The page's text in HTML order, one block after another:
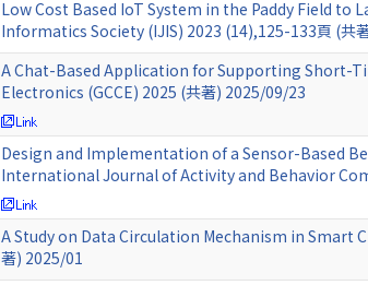
Low Cost Based IoT System in the Paddy Field
Informatics Society (IJIS) 2023 (14),125-133頁 (共
A Chat-Based Application for Supporting Short-
Electronics (GCCE) 2025 (共著) 2025/09/23
Design and Implementation of a Sensor-Based
International Journal of Activity and Behavior
A Study on Data Circulation Mechanism in
著) 2025/01